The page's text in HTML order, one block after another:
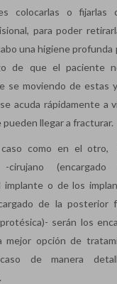
colocarlas o fijarlas
para poder
una higiene profunda
de que el paciente
se moviendo de estas
acuda rápidamente a
pueden llegar a fracturar.
como en el otro,
-cirujano
implante o de los
de la posterior
serán los
mejor opción de
de manera